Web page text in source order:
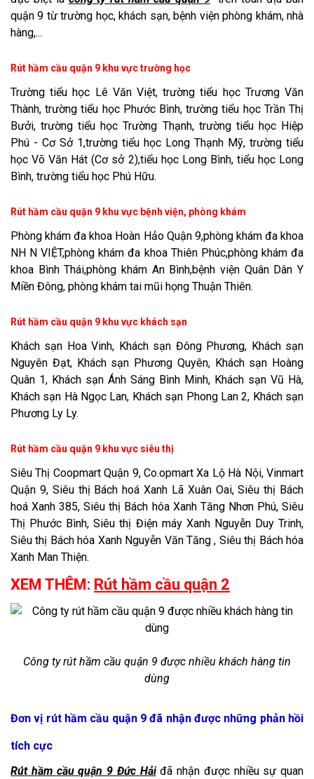
quận 9 từ trường học, khách sạn, bệnh viện phòng khám, nhà
hàng,...
Rút hầm cầu quận 9 khu vực trường học
Trường tiểu học Lê Văn Việt, trường tiểu học Trương Văn
Thành, trường tiểu học Phước Bình, trường tiểu học Trần Thị
Bưởi, trường tiểu học Trường Thạnh, trường tiểu học Hiệp
Phú - Cơ Sở 1,trường tiểu học Long Thạnh Mỹ, trường tiểu
học Võ Văn Hát (Cơ sở 2),tiểu học Long Bình, tiểu học Long
Bình, trường tiểu học Phú Hữu.
Rút hầm cầu quận 9 khu vực bệnh viện, phòng khám
Phòng khám đa khoa Hoàn Hảo Quận 9,phòng khám đa khoa
NH N VIỆT,phòng khám đa khoa Thiên Phúc,phòng khám đa
khoa Bình Thái,phòng khám An Bình,bệnh viện Quân Dân Y
Miền Đông, phòng khám tai mũi họng Thuận Thiên.
Rút hầm cầu quận 9 khu vực khách sạn
Khách sạn Hoa Vinh, Khách sạn Đông Phương, Khách sạn
Nguyên Đạt, Khách sạn Phương Quyên, Khách sạn Hoàng
Quân 1, Khách sạn Ánh Sáng Bình Minh, Khách sạn Vũ Hà,
Khách sạn Hà Ngọc Lan, Khách sạn Phong Lan 2, Khách sạn
Phương Ly Ly.
Rút hầm cầu quận 9 khu vực siêu thị
Siêu Thị Coopmart Quận 9, Co.opmart Xa Lộ Hà Nội, Vinmart
Quận 9, Siêu thị Bách hoá Xanh Lã Xuân Oai, Siêu thị Bách
hoá Xanh 385, Siêu thị Bách hóa Xanh Tăng Nhơn Phú, Siêu
Thị Phước Bình, Siêu thị Điện máy Xanh Nguyễn Duy Trinh,
Siêu thị Bách hóa Xanh Nguyễn Văn Tăng , Siêu thị Bách hóa
Xanh Man Thiện.
XEM THÊM: ​ Rút hầm cầu quận 2
Công ty rút hầm cầu quận 9 được nhiều khách hàng tin
dùng
Đơn vị rút hầm cầu quận 9 đã nhận được những phản hồi
tích cực
Rút hầm cầu quận 9 Đức Hảiđã nhận được nhiều sự quan